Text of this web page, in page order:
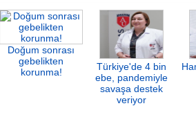
Doğum sonrası
gebelikten
korunma!
Türkiye'de 4 bin
ebe, pandemiyle
savaşa destek
veriyor